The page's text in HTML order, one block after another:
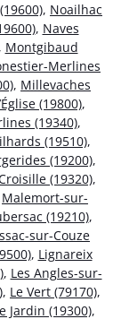
, Noailhac
, Naves
Montgibaud
Merlines
, Millevaches
(19800),
(19340),
(19510),
(19200),
(19320),
Malemort-sur-
(19210),
sur-Couze
, Lignareix
, Les Angles-sur-
, Le Vert (79170),
Jardin (19300),